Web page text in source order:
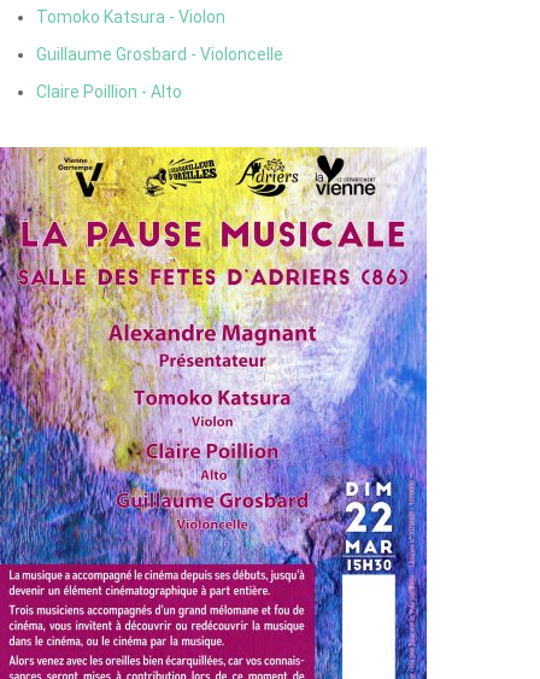
Tomoko Katsura - Violon
Guillaume Grosbard - Violoncelle
Claire Poillion - Alto